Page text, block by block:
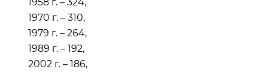
1970 г. – 310,
1979 г. – 264,
1989 г. – 192,
2002 г. – 186,